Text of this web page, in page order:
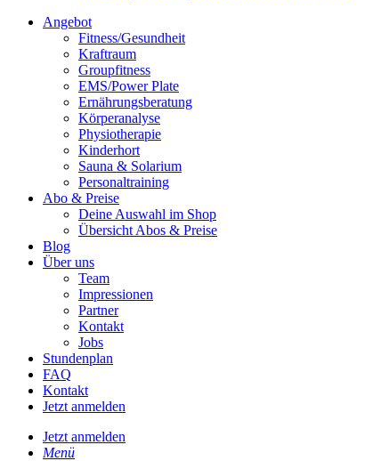
Angebot
Fitness/Gesundheit
Kraftraum
Groupfitness
EMS/Power Plate
Ernährungsberatung
Körperanalyse
Physiotherapie
Kinderhort
Sauna & Solarium
Personaltraining
Abo & Preise
Deine Auswahl im Shop
Übersicht Abos & Preise
Blog
Über uns
Team
Impressionen
Partner
Kontakt
Jobs
Stundenplan
FAQ
Kontakt
Jetzt anmelden
Jetzt anmelden
Menü